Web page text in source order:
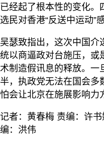
已经起了根本性的变化。
选民对香港“反送中运动”
吴瑟致指出，这次中国介
统以商逼政对台施压，或
术制造假讯息的释放。一
半，执政党无法在国会多
怕会让北京在施展影响力
记者：黄春梅 责编：许
编：洪伟